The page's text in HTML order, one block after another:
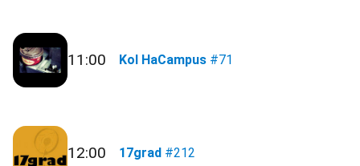
11:00 Kol HaCampus #71
12:00 17grad #212